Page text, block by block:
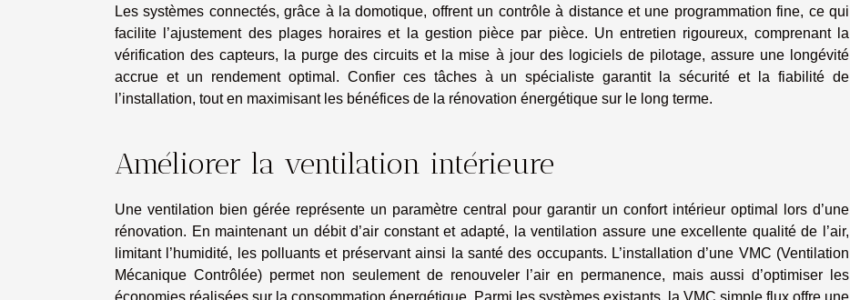
Les systèmes connectés, grâce à la domotique, offrent un contrôle à distance et une programmation fine, ce qui
facilite l’ajustement des plages horaires et la gestion pièce par pièce. Un entretien rigoureux, comprenant la
vérification des capteurs, la purge des circuits et la mise à jour des logiciels de pilotage, assure une longévité
accrue et un rendement optimal. Confier ces tâches à un spécialiste garantit la sécurité et la fiabilité de
l’installation, tout en maximisant les bénéfices de la rénovation énergétique sur le long terme.
Améliorer la ventilation intérieure
Une ventilation bien gérée représente un paramètre central pour garantir un confort intérieur optimal lors d’une
rénovation. En maintenant un débit d’air constant et adapté, la ventilation assure une excellente qualité de l’air,
limitant l’humidité, les polluants et préservant ainsi la santé des occupants. L’installation d’une VMC (Ventilation
Mécanique Contrôlée) permet non seulement de renouveler l’air en permanence, mais aussi d’optimiser les
économies réalisées sur la consommation énergétique. Parmi les systèmes existants, la VMC simple flux offre une